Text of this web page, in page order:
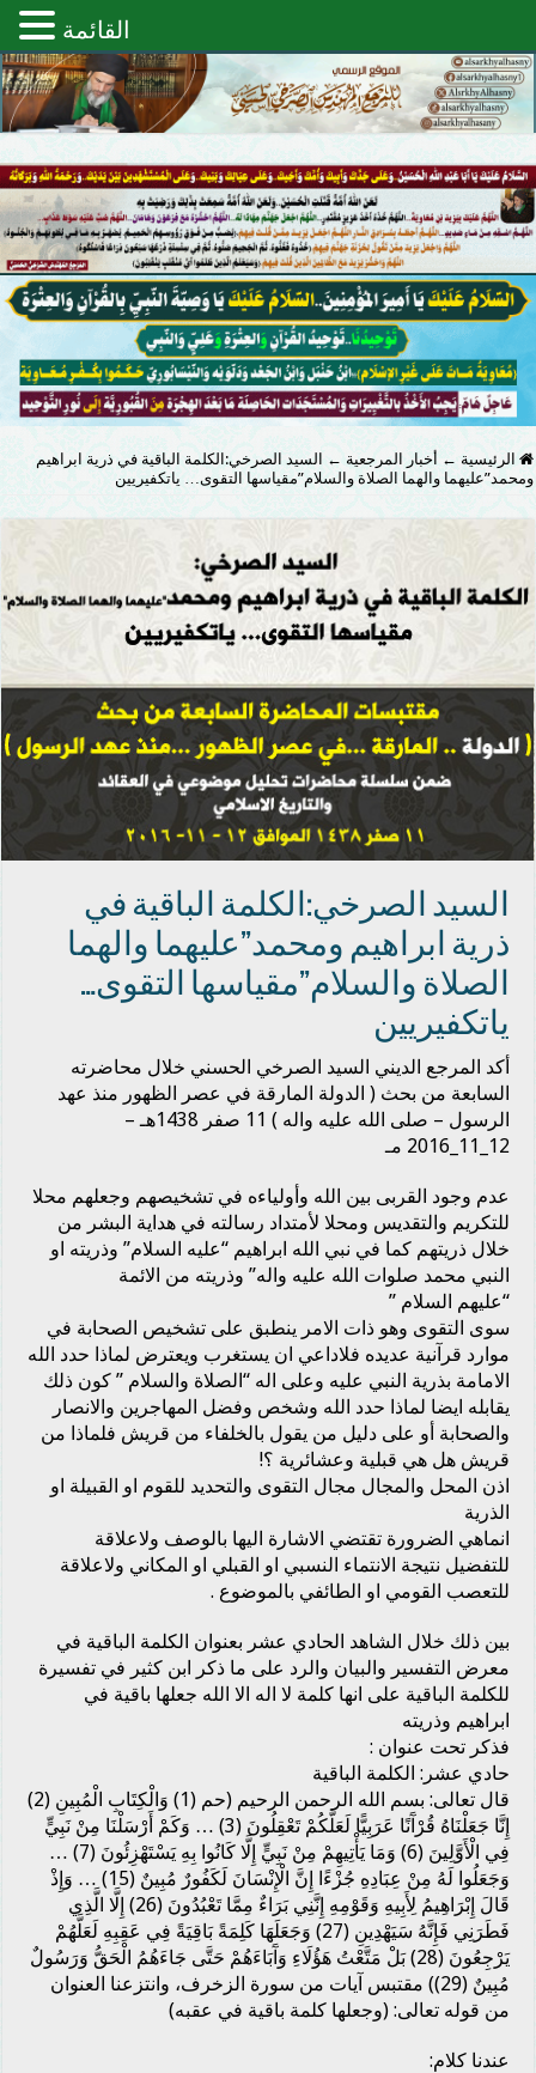
الرئيسية ← أخبار المرجعية ← السيد الصرخي:الكلمة الباقية في ذرية ابراهيم
ومحمد”عليهما والهما الصلاة والسلام”مقياسها التقوى… ياتكفيريين
السيد الصرخي:الكلمة الباقية في
ذرية ابراهيم ومحمد”عليهما والهما
الصلاة والسلام”مقياسها التقوى…
ياتكفيريين
أكد المرجع الديني السيد الصرخي الحسني خلال محاضرته
السابعة من بحث ( الدولة المارقة في عصر الظهور منذ عهد
الرسول – صلى الله عليه واله ) 11 صفر 1438هـ –
12_11_2016 مـ
عدم وجود القربى بين الله وأولياءه في تشخيصهم وجعلهم محلا
للتكريم والتقديس ومحلا لأمتداد رسالته في هداية البشر من
خلال ذريتهم كما في نبي الله ابراهيم “عليه السلام” وذريته او
النبي محمد صلوات الله عليه واله” وذريته من الائمة
“عليهم السلام ”
سوى التقوى وهو ذات الامر ينطبق على تشخيص الصحابة في
موارد قرآنية عديده فلاداعي ان يستغرب ويعترض لماذا حدد الله
الامامة بذرية النبي عليه وعلى اله “الصلاة والسلام ” كون ذلك
يقابله ايضا لماذا حدد الله وشخص وفضل المهاجرين والانصار
والصحابة أو على دليل من يقول بالخلفاء من قريش فلماذا من
قريش هل هي قبلية وعشائرية ؟!
اذن المحل والمجال مجال التقوى والتحديد للقوم او القبيلة او
الذرية
انماهي الضرورة تقتضي الاشارة اليها بالوصف ولاعلاقة
للتفضيل نتيجة الانتماء النسبي او القبلي او المكاني ولاعلاقة
للتعصب القومي او الطائفي بالموضوع .
بين ذلك خلال الشاهد الحادي عشر بعنوان الكلمة الباقية في
معرض التفسير والبيان والرد على ما ذكر ابن كثير في تفسيرة
للكلمة الباقية على انها كلمة لا اله الا الله جعلها باقية في
ابراهيم وذريته
فذكر تحت عنوان :
حادي عشر: الكلمة الباقية
قال تعالى: بسم الله الرحمن الرحيم (حم (1) وَالْكِتَابِ الْمُبِينِ (2)
إِنَّا جَعَلْنَاهُ قُرْآَنًا عَرَبِيًّا لَعَلَّكُمْ تَعْقِلُونَ (3) … وَكَمْ أَرْسَلْنَا مِنْ نَبِيٍّ
فِي الْأَوَّلِينَ (6) وَمَا يَأْتِيهِمْ مِنْ نَبِيٍّ إِلَّا كَانُوا بِهِ يَسْتَهْزِئُونَ (7) …
وَجَعَلُوا لَهُ مِنْ عِبَادِهِ جُزْءًا إِنَّ الْإِنْسَانَ لَكَفُورٌ مُبِينٌ (15) … وَإِذْ
قَالَ إِبْرَاهِيمُ لِأَبِيهِ وَقَوْمِهِ إِنَّنِي بَرَاءٌ مِمَّا تَعْبُدُونَ (26) إِلَّا الَّذِي
فَطَرَنِي فَإِنَّهُ سَيَهْدِينِ (27) وَجَعَلَهَا كَلِمَةً بَاقِيَةً فِي عَقِبِهِ لَعَلَّهُمْ
يَرْجِعُونَ (28) بَلْ مَتَّعْتُ هَؤُلَاءِ وَآَبَاءَهُمْ حَتَّى جَاءَهُمُ الْحَقُّ وَرَسُولٌ
مُبِينٌ (29)) مقتبس آيات من سورة الزخرف، وانتزعنا العنوان
من قوله تعالى: (وجعلها كلمة باقية في عقبه)
عندنا كلام:
القائمة